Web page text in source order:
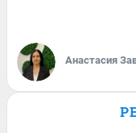
Анастасия